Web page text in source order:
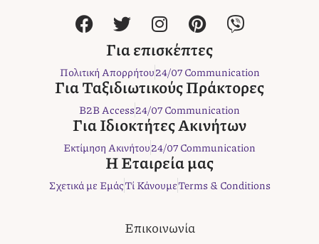
F
a
e
b
o
o
k
T
w
i
t
t
e
r
I
n
s
t
a
g
r
a
m
P
i
n
t
e
r
e
s
t
V
i
e
r
Για επισκέπτες
Πολιτική Απορρήτου24/07 Communication
Για Ταξιδιωτικούς Πράκτορες
B2B Access24/07 Communication
Για Ιδιοκτήτες Ακινήτων
Εκτίμηση Ακινήτου24/07 Communication
Η Εταιρεία μας
Σχετικά με ΕμάςΤί ΚάνουμεTerms & Conditions
Επικοινωνία